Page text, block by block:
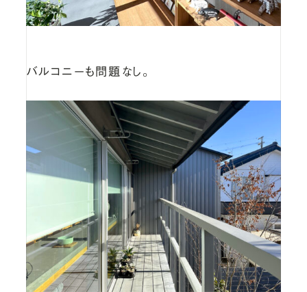
バルコニーも問題なし。